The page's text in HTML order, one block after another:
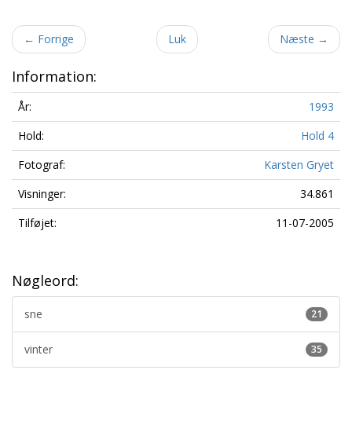
← Forrige Luk Næste →
Information:
År:
1993
Hold:
Hold 4
Fotograf:
Karsten Gryet
Visninger:
34.861
Tilføjet:
11-07-2005
Nøgleord:
21
sne
35
vinter